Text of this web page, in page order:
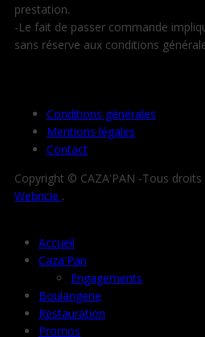
prestation.
-Le fait de passer commande
sans réserve aux conditions
Conditions générales
Mentions légales
Contact
Copyright © CAZA'PAN -Tous
Webncie .
Accueil
Caza'Pan
Engagements
Boulangerie
Restauration
Promos